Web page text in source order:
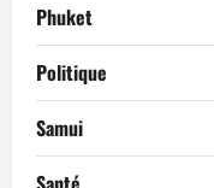
Phuket
Politique
Samui